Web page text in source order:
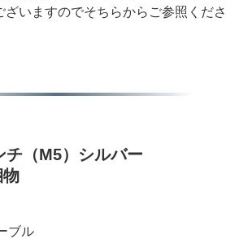
ざいますのでそちらからご参照くださ
（M5）シルバー
物
ブル